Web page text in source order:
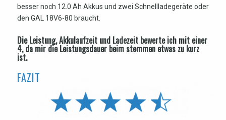
besser noch 12.0 Ah Akkus und zwei Schnellladegeräte oder
den GAL 18V6-80 braucht.
Die Leistung, Akkulaufzeit und Ladezeit bewerte ich mit einer
4, da mir die Leistungsdauer beim stemmen etwas zu kurz
ist.
FAZIT